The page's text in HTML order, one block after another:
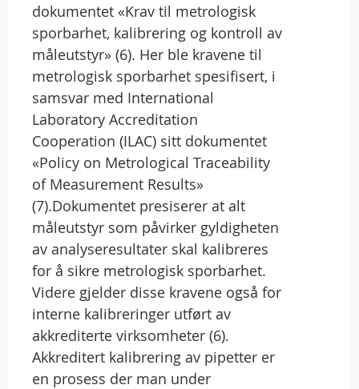
dokumentet «Krav til metrologisk
sporbarhet, kalibrering og kontroll av
måleutstyr» (6). Her ble kravene til
metrologisk sporbarhet spesifisert, i
samsvar med International
Laboratory Accreditation
Cooperation (ILAC) sitt dokumentet
«Policy on Metrological Traceability
of Measurement Results»
(7).Dokumentet presiserer at alt
måleutstyr som påvirker gyldigheten
av analyseresultater skal kalibreres
for å sikre metrologisk sporbarhet.
Videre gjelder disse kravene også for
interne kalibreringer utført av
akkrediterte virksomheter (6).
Akkreditert kalibrering av pipetter er
en prosess der man under